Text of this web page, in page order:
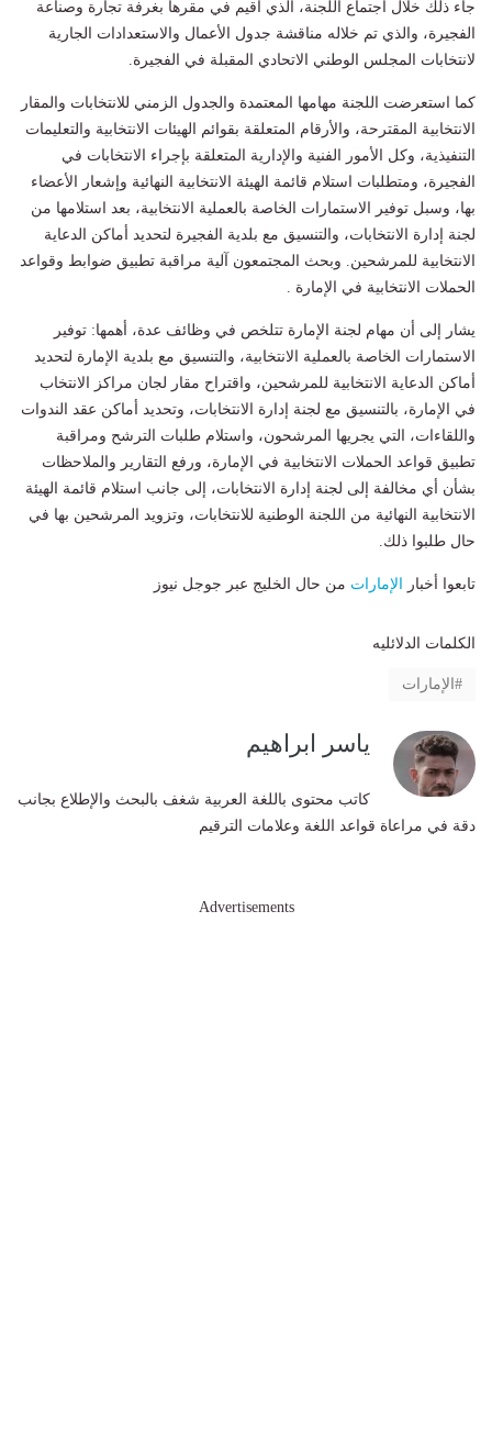
جاء ذلك خلال اجتماع اللجنة، الذي أقيم في مقرها بغرفة تجارة وصناعة
الفجيرة، والذي تم خلاله مناقشة جدول الأعمال والاستعدادات الجارية
لانتخابات المجلس الوطني الاتحادي المقبلة في الفجيرة.
كما استعرضت اللجنة مهامها المعتمدة والجدول الزمني للانتخابات والمقار
الانتخابية المقترحة، والأرقام المتعلقة بقوائم الهيئات الانتخابية والتعليمات
التنفيذية، وكل الأمور الفنية والإدارية المتعلقة بإجراء الانتخابات في
الفجيرة، ومتطلبات استلام قائمة الهيئة الانتخابية النهائية وإشعار الأعضاء
بها، وسبل توفير الاستمارات الخاصة بالعملية الانتخابية، بعد استلامها من
لجنة إدارة الانتخابات، والتنسيق مع بلدية الفجيرة لتحديد أماكن الدعاية
الانتخابية للمرشحين. وبحث المجتمعون آلية مراقبة تطبيق ضوابط وقواعد
الحملات الانتخابية في الإمارة .
يشار إلى أن مهام لجنة الإمارة تتلخص في وظائف عدة، أهمها: توفير
الاستمارات الخاصة بالعملية الانتخابية، والتنسيق مع بلدية الإمارة لتحديد
أماكن الدعاية الانتخابية للمرشحين، واقتراح مقار لجان مراكز الانتخاب
في الإمارة، بالتنسيق مع لجنة إدارة الانتخابات، وتحديد أماكن عقد الندوات
واللقاءات، التي يجريها المرشحون، واستلام طلبات الترشح ومراقبة
تطبيق قواعد الحملات الانتخابية في الإمارة، ورفع التقارير والملاحظات
بشأن أي مخالفة إلى لجنة إدارة الانتخابات، إلى جانب استلام قائمة الهيئة
الانتخابية النهائية من اللجنة الوطنية للانتخابات، وتزويد المرشحين بها في
حال طلبوا ذلك.
تابعوا أخبار الإمارات من حال الخليج عبر جوجل نيوز
الكلمات الدلائليه
الإمارات
ياسر ابراهيم
كاتب محتوى باللغة العربية شغف بالبحث والإطلاع بجانب
دقة في مراعاة قواعد اللغة وعلامات الترقيم
Advertisements